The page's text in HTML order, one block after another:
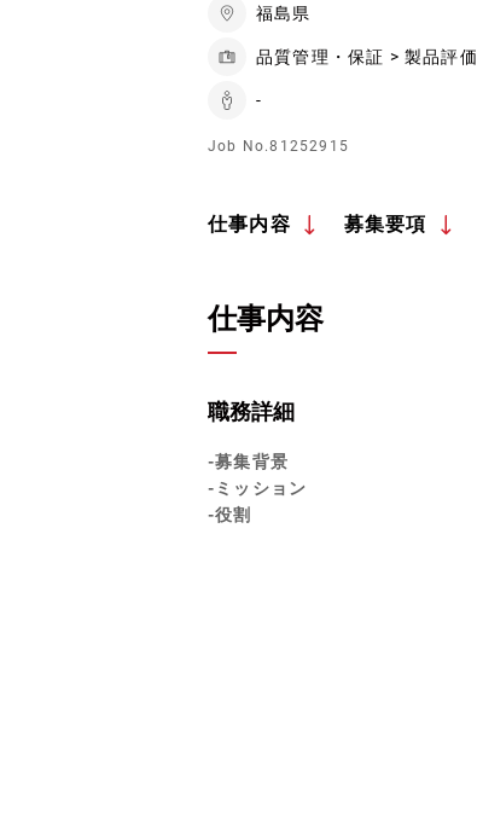
福島県
品質管理・保証 > 製品評価
-
Job No.81252915
仕事内容 募集要項
仕事内容
職務詳細
-募集背景
-ミッション
-役割